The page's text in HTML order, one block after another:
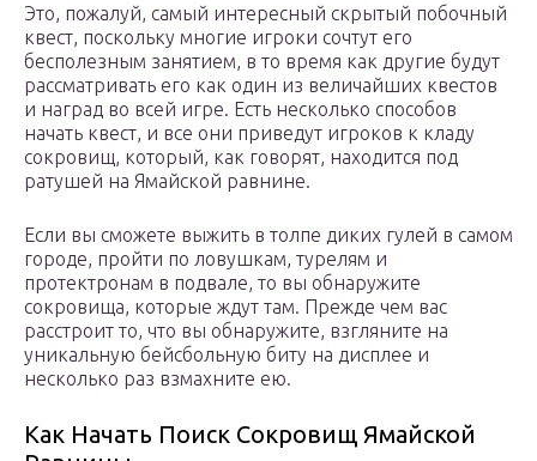
Это, пожалуй, самый интересный скрытый побочный
квест, поскольку многие игроки сочтут его
бесполезным занятием, в то время как другие будут
рассматривать его как один из величайших квестов
и наград во всей игре. Есть несколько способов
начать квест, и все они приведут игроков к кладу
сокровищ, который, как говорят, находится под
ратушей на Ямайской равнине.
Если вы сможете выжить в толпе диких гулей в самом
городе, пройти по ловушкам, турелям и
протектронам в подвале, то вы обнаружите
сокровища, которые ждут там. Прежде чем вас
расстроит то, что вы обнаружите, взгляните на
уникальную бейсбольную биту на дисплее и
несколько раз взмахните ею.
Как Начать Поиск Сокровищ Ямайской